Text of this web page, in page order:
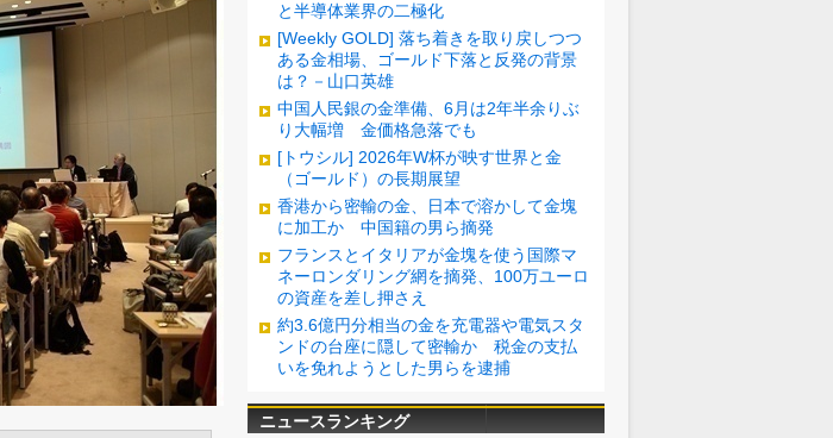
と半導体業界の二極化
[Weekly GOLD] 落ち着きを取り戻しつつ
ある金相場、ゴールド下落と反発の背景
は？－山口英雄
中国人民銀の金準備、6月は2年半余りぶ
り大幅増 金価格急落でも
[トウシル] 2026年W杯が映す世界と金
（ゴールド）の長期展望
香港から密輸の金、日本で溶かして金塊
に加工か 中国籍の男ら摘発
フランスとイタリアが金塊を使う国際マ
ネーロンダリング網を摘発、100万ユーロ
の資産を差し押さえ
約3.6億円分相当の金を充電器や電気スタ
ンドの台座に隠して密輸か 税金の支払
いを免れようとした男らを逮捕